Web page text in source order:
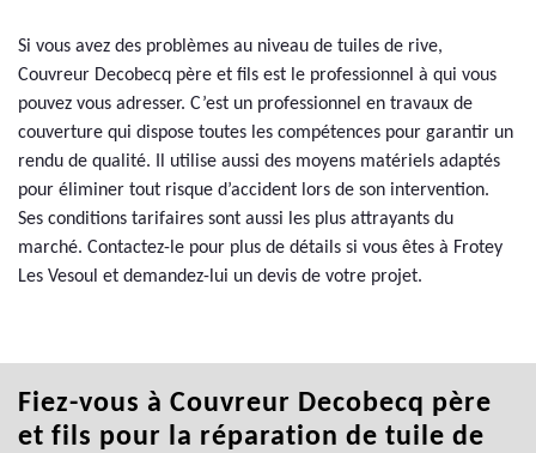
Si vous avez des problèmes au niveau de tuiles de rive,
Couvreur Decobecq père et fils est le professionnel à qui vous
pouvez vous adresser. C’est un professionnel en travaux de
couverture qui dispose toutes les compétences pour garantir un
rendu de qualité. Il utilise aussi des moyens matériels adaptés
pour éliminer tout risque d’accident lors de son intervention.
Ses conditions tarifaires sont aussi les plus attrayants du
marché. Contactez-le pour plus de détails si vous êtes à Frotey
Les Vesoul et demandez-lui un devis de votre projet.
Fiez-vous à Couvreur Decobecq père
et fils pour la réparation de tuile de